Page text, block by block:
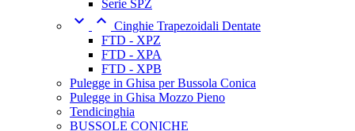
Serie SPZ
  Cinghie Trapezoidali Dentate
FTD - XPZ
FTD - XPA
FTD - XPB
Pulegge in Ghisa per Bussola Conica
Pulegge in Ghisa Mozzo Pieno
Tendicinghia
BUSSOLE CONICHE